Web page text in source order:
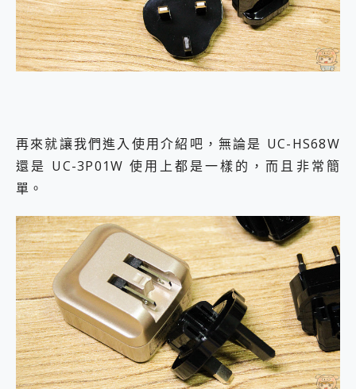
再來就讓我們進入使用介紹吧，無論是 UC-HS68W
還是 UC-3P01W 使用上都是一樣的，而且非常簡
單。